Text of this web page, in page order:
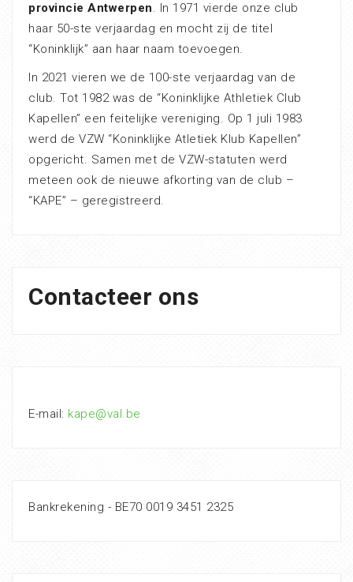
provincie Antwerpen. In 1971 vierde onze club
haar 50-ste verjaardag en mocht zij de titel
“Koninklijk” aan haar naam toevoegen.
In 2021 vieren we de 100-ste verjaardag van de
club. Tot 1982 was de “Koninklijke Athletiek Club
Kapellen” een feitelijke vereniging. Op 1 juli 1983
werd de VZW “Koninklijke Atletiek Klub Kapellen”
opgericht. Samen met de VZW-statuten werd
meteen ook de nieuwe afkorting van de club –
“KAPE” – geregistreerd.
Contacteer ons
E-mail: kape@val.be
Bankrekening - BE70 0019 3451 2325